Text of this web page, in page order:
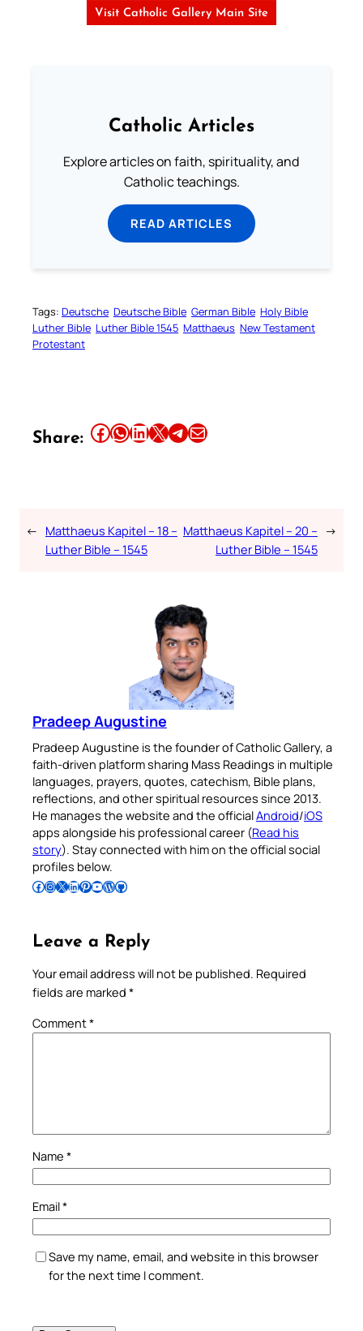
Visit Catholic Gallery Main Site
Catholic Articles
Explore articles on faith, spirituality, and
Catholic teachings.
READ ARTICLES
Tags: Deutsche Deutsche Bible German Bible Holy Bible
Luther Bible Luther Bible 1545 Matthaeus New Testament
Protestant
Share: Share this article on Facebook Share this article on WhatsApp Share this article on LinkedIn Share this article on X Share this article on TelegramEmail this Article
← Matthaeus Kapitel – 18 –
Luther Bible – 1545
Matthaeus Kapitel – 20 –
Luther Bible – 1545
→
Pradeep Augustine
Pradeep Augustine is the founder of Catholic Gallery, a
faith-driven platform sharing Mass Readings in multiple
languages, prayers, quotes, catechism, Bible plans,
reflections, and other spiritual resources since 2013.
He manages the website and the officialAndroid/iOS
apps alongside his professional career (Read his
story). Stay connected with him on the official social
profiles below.
Follow Pradeep on Facebook Follow Pradeep on InstagramFollow Pradeep on X Follow Pradeep on LinkedIn Follow Pradeep on Pinterest Subscribe to Pradeep’s Youtube Channel Follow Pradeep on WordPress Follow Pradeep on GitHub
Leave a Reply
Your email address will not be published. Required
fields are marked *
Comment*
Name *
Email*
Save my name, email, and website in this browser
for the next time I comment.